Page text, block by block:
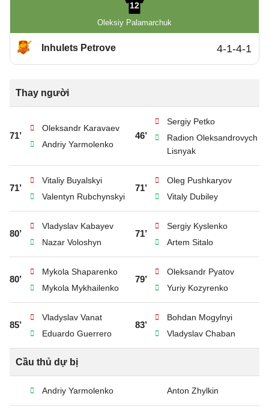
12
Oleksiy Palamarchuk
Inhulets Petrove 4-1-4-1
Thay người
71’
Oleksandr Karavaev
Andriy Yarmolenko
46’
Sergiy Petko
Radion Oleksandrovych
Lisnyak
71’
Vitaliy Buyalskyi
Valentyn Rubchynskyi
71’
Oleg Pushkaryov
Vitaly Dubiley
80’
Vladyslav Kabayev
Nazar Voloshyn
71’
Sergiy Kyslenko
Artem Sitalo
80’
Mykola Shaparenko
Mykola Mykhailenko
79’
Oleksandr Pyatov
Yuriy Kozyrenko
85’
Vladyslav Vanat
Eduardo Guerrero
83’
Bohdan Mogylnyi
Vladyslav Chaban
Cầu thủ dự bị
Andriy Yarmolenko Anton Zhylkin